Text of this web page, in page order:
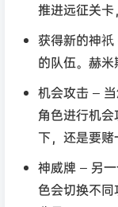
推进远征关卡
获得新的神
的队伍。赫米
机会攻击 –
角色进行机
下，还是要赌
神威牌 – 另
色会切换不